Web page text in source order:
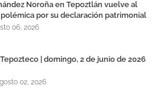
Noroña en Tepoztlán vuelve al
por su declaración patrimonial
06, 2026
| domingo, 2 de junio de 2026
02, 2026